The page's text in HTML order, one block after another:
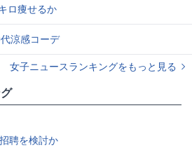
ロ痩せるか
涼感コーデ
女子ニュースランキングをもっと見る
聘を検討か